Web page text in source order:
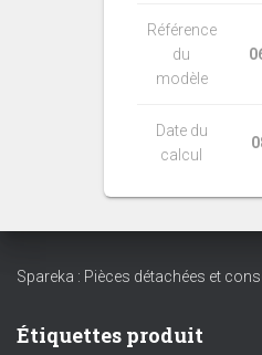
Référence
du
modèle
Date du
calcul
Spareka : Pièces détachées et
Étiquettes produit